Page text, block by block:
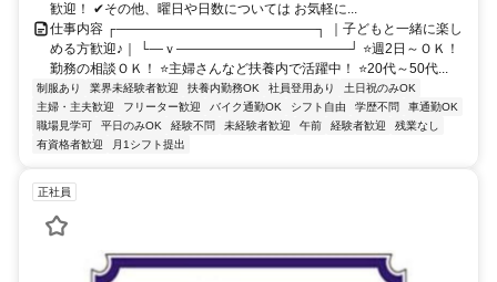
歓迎！ ✔その他、曜日や日数については お気軽に...
仕事内容 ┌―――――――――――――――┐ ｜子どもと一緒に楽し
める方歓迎♪｜ └―ｖ―――――――――――――┘ ⭐週2日～ＯＫ！
勤務の相談ＯＫ！ ⭐主婦さんなど扶養内で活躍中！ ⭐20代～50代...
制服あり 業界未経験者歓迎 扶養内勤務OK 社員登用あり
土日祝のみOK
主婦・主夫歓迎
フリーター歓迎 バイク通勤OK シフト自由 学歴不問
車通勤OK
職場見学可
平日のみOK 経験不問 未経験者歓迎 午前 経験者歓迎
残業なし
有資格者歓迎
月1シフト提出
正社員